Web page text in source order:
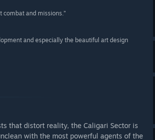
and missions.”
and especially the beautiful art design
that distort reality, the Caligari Sector is
with the most powerful agents of the